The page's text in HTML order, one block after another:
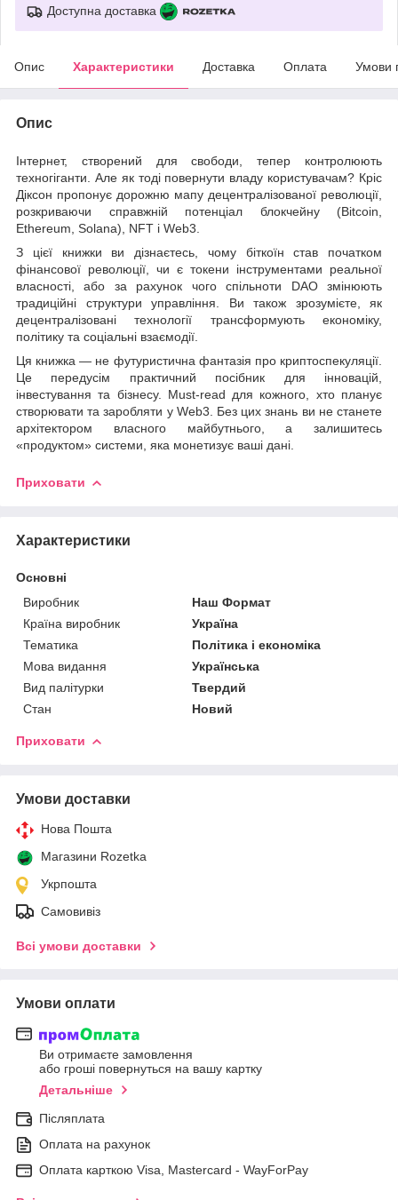
Доступна доставка
Опис Характеристики Доставка Оплата Умови
Опис
Інтернет, створений для свободи, тепер контролюють
техногіганти. Але як тоді повернути владу користувачам? Кріс
Діксон пропонує дорожню мапу децентралізованої революції,
розкриваючи справжній потенціал блокчейну (Bitcoin,
Ethereum, Solana), NFT і Web3.
З цієї книжки ви дізнаєтесь, чому біткоїн став початком
фінансової революції, чи є токени інструментами реальної
власності, або за рахунок чого спільноти DAO змінюють
традиційні структури управління. Ви також зрозумієте, як
децентралізовані технології трансформують економіку,
політику та соціальні взаємодії.
Ця книжка — не футуристична фантазія про криптоспекуляції.
Це передусім практичний посібник для інновацій,
інвестування та бізнесу. Must-read для кожного, хто планує
створювати та заробляти у Web3. Без цих знань ви не станете
архітектором власного майбутнього, а залишитесь
«продуктом» системи, яка монетизує ваші дані.
Приховати
Характеристики
Основні
Виробник
Наш Формат
Країна виробник
Україна
Тематика
Політика і економіка
Мова видання
Українська
Вид палітурки
Твердий
Стан
Новий
Приховати
Умови доставки
Нова Пошта
Магазини Rozetka
Укрпошта
Самовивіз
Всі умови доставки
Умови оплати
Ви отримаєте замовлення
або гроші повернуться на вашу картку
Детальніше
Післяплата
Оплата на рахунок
Оплата карткою Visa, Mastercard - WayForPay